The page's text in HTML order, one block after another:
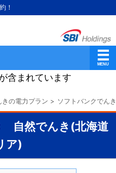
！
含まれています
の電力プラン > ソフトバンクでん
自然でんき(北海道
ア)